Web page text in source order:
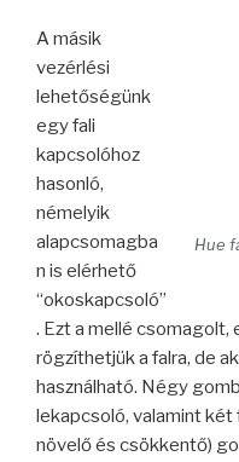
Hue
A másik
vezérlési
lehetőségünk
egy fali
kapcsolóhoz
hasonló,
némelyik
alapcsomagba
n is elérhető
“okoskapcsoló”
. Ezt a mellé csomagolt,
rögzíthetjük a falra, de
használható. Négy
lekapcsoló, valamint
növelő és csökkentő)